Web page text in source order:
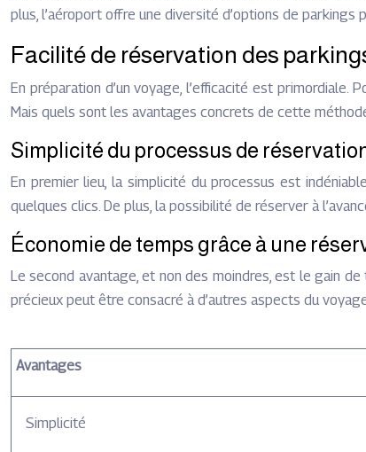
plus, l’aéroport offre une diversité d’options de parkings
Facilité de réservation des
En préparation d’un voyage, l’efficacité est
Mais quels sont les avantages concrets de cette
Simplicité du processus de
En premier lieu, la simplicité du processus est
quelques clics. De plus, la possibilité de réserver à
Économie de temps grâce à une
Le second avantage, et non des moindres, est le gain
précieux peut être consacré à d’autres aspects du
Avantages
Simplicité